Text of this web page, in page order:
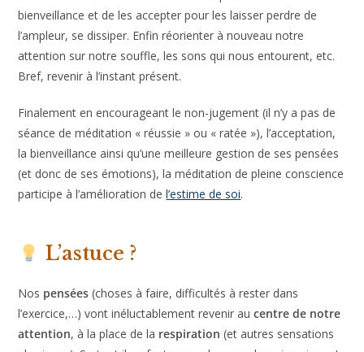
bienveillance et de les accepter pour les laisser perdre de
l’ampleur, se dissiper. Enfin réorienter à nouveau notre
attention sur notre souffle, les sons qui nous entourent, etc.
Bref, revenir à l’instant présent.
séance de méditation « réussie » ou « ratée »), l’acceptation,
la bienveillance ainsi qu’une meilleure gestion de ses pensées
(et donc de ses émotions), la méditation de pleine conscience
participe à l’amélioration del’estime de soi.
L’astuce ?
l’exercice,…) vont inéluctablement revenir aucentre de notre
attention, à la place de larespiration(et autres sensations
physiques). Surtout il ne faut pas se le reprocher ni paniquer !